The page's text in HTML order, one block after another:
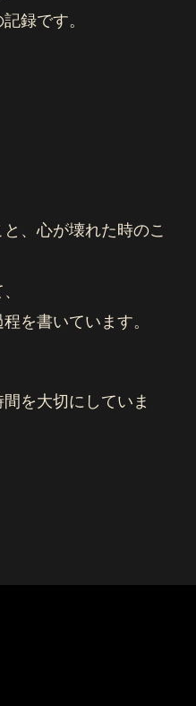
録です。
、心が壊れた時のこ
を書いています。
を大切にしていま